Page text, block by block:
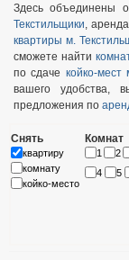
Здесь объединены
Текстильщики, аренда
квартиры м.
сможете найти
по сдаче койко-
вашего удобства,
предложения по
Снять
квартиру
комнату
койко-место
Комнат
1 2
4
5